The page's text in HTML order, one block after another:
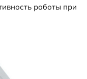
работы при